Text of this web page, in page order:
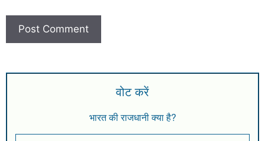
वोट करें
भारत की राजधानी क्या है?